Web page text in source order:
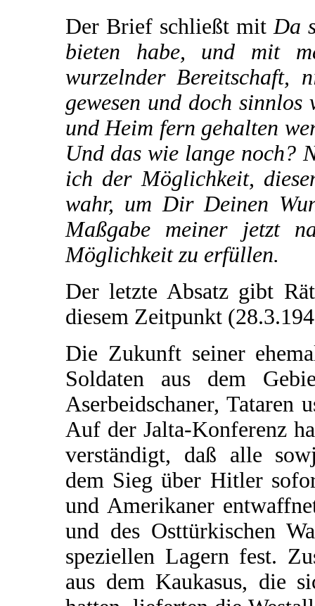
Der Brief schließt mit Da
bieten habe, und mit
wurzelnder Bereitschaft,
gewesen und doch
und Heim fern gehalten
Und das wie lange noch?
ich der Möglichkeit,
wahr, um Dir Deinen
Maßgabe meiner jetzt
Möglichkeit zu erfüllen.
Der letzte Absatz gibt
diesem Zeitpunkt
Die Zukunft seiner
Soldaten aus dem
Aserbeidschaner, Tataren
Auf der Jalta-Konferenz
verständigt, daß alle
dem Sieg über Hitler
und Amerikaner
und des Osttürkischen
speziellen Lagern fest.
aus dem Kaukasus, die